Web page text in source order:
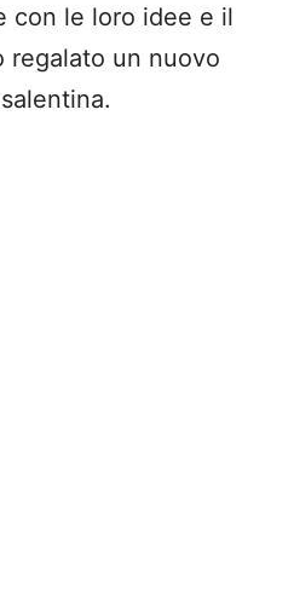
con le loro idee e il
regalato un nuovo